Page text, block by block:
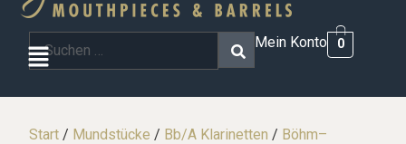
Mein Konto 0
Start / Mundstücke / Bb/A Klarinetten / Böhm–